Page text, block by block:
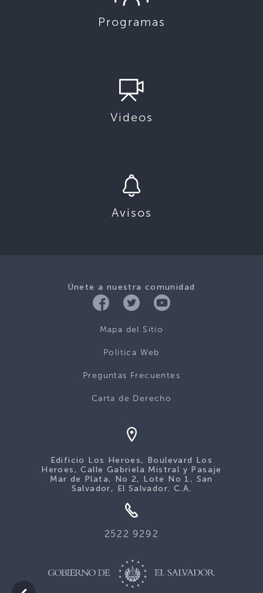
Programas
Videos
Avisos
Únete a nuestra comunidad
Mapa del Sitio
Politica Web
Preguntas Frecuentes
Carta de Derecho
Edificio Los Heroes, Boulevard Los
Heroes, Calle Gabriela Mistral y Pasaje
Mar de Plata, No 2, Lote No 1, San
Salvador, El Salvador. C.A.
2522 9292